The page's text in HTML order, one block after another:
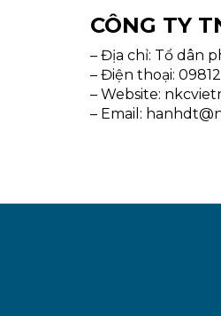
CÔNG TY
– Địa chỉ: Tổ dân
– Điện thoại:
– Website:
– Email: